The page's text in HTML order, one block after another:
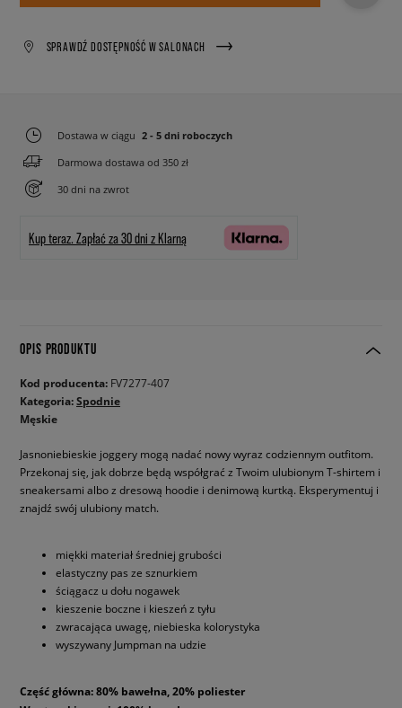
SPRAWDŹ DOSTĘPNOŚĆ W SALONACH
Dostawa w ciągu 2 - 5 dni roboczych
Darmowa dostawa od 350 zł
30 dni na zwrot
Kup teraz. Zapłać za 30 dni z Klarną
OPIS PRODUKTU
Kod producenta: FV7277-407
Kategoria:Spodnie
Męskie
Jasnoniebieskie joggery mogą nadać nowy wyraz codziennym outfitom.
Przekonaj się, jak dobrze będą współgrać z Twoim ulubionym T-shirtem i
sneakersami albo z dresową hoodie i denimową kurtką. Eksperymentuj i
znajdź swój ulubiony match.
miękki materiał średniej grubości
elastyczny pas ze sznurkiem
ściągacz u dołu nogawek
kieszenie boczne i kieszeń z tyłu
zwracająca uwagę, niebieska kolorystyka
wyszywany Jumpman na udzie
Część główna: 80% bawełna, 20% poliester